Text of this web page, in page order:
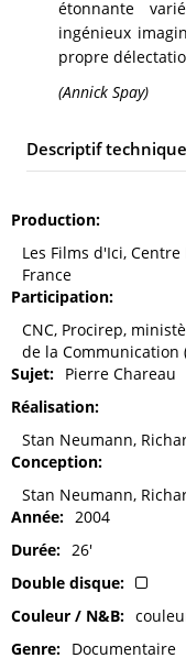
étonnante
ingénieux
propre
(Annick Spay)
Descriptif technique
Production
Les Films d'Ici,
France
Participation
CNC, Procirep,
de la Communication
Sujet
Pierre Chareau
Réalisation
Stan Neumann,
Conception
Stan Neumann,
Année
2004
Durée
26'
Double disque
Couleur / N&B
Genre
Documentaire